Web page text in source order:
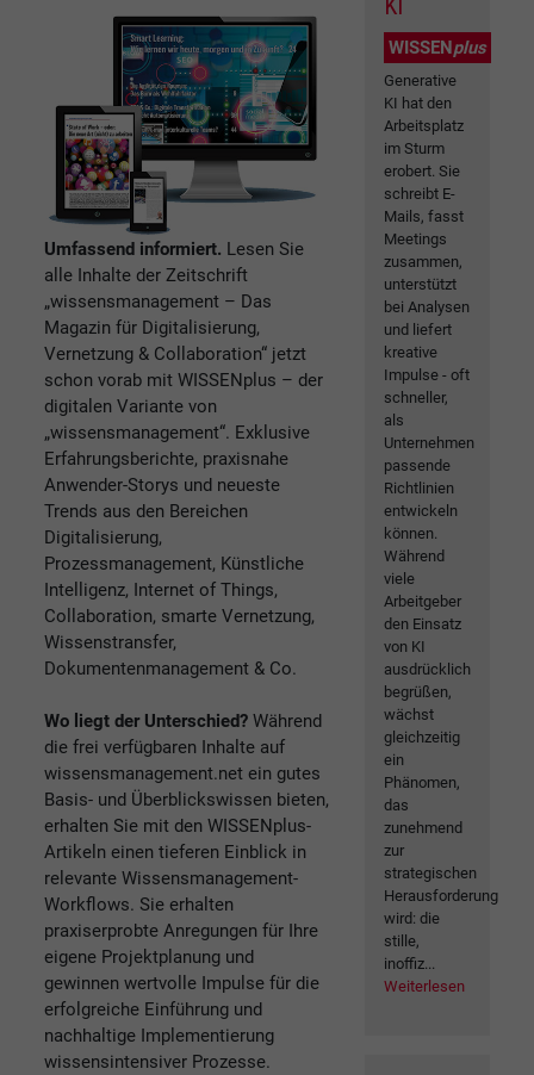
Umfassend informiert. Lesen Sie
alle Inhalte der Zeitschrift
„wissensmanagement – Das
Magazin für Digitalisierung,
Vernetzung & Collaboration“ jetzt
schon vorab mit WISSENplus – der
digitalen Variante von
„wissensmanagement“. Exklusive
Erfahrungsberichte, praxisnahe
Anwender-Storys und neueste
Trends aus den Bereichen
Digitalisierung,
Prozessmanagement, Künstliche
Intelligenz, Internet of Things,
Collaboration, smarte Vernetzung,
Wissenstransfer,
Dokumentenmanagement & Co.
Wo liegt der Unterschied? Während
die frei verfügbaren Inhalte auf
wissensmanagement.net ein gutes
Basis- und Überblickswissen bieten,
erhalten Sie mit den WISSENplus-
Artikeln einen tieferen Einblick in
relevante Wissensmanagement-
Workflows. Sie erhalten
praxiserprobte Anregungen für Ihre
eigene Projektplanung und
gewinnen wertvolle Impulse für die
erfolgreiche Einführung und
nachhaltige Implementierung
wissensintensiver Prozesse.
KI
WISSENplus
Generative
KI hat den
Arbeitsplatz
im Sturm
erobert. Sie
schreibt E-
Mails, fasst
Meetings
zusammen,
unterstützt
bei Analysen
und liefert
kreative
Impulse - oft
schneller,
als
Unternehmen
passende
Richtlinien
entwickeln
können.
Während
viele
Arbeitgeber
den Einsatz
von KI
ausdrücklich
begrüßen,
wächst
gleichzeitig
ein
Phänomen,
das
zunehmend
zur
strategischen
Herausforderung
wird: die
stille,
inoffiz...
Weiterlesen